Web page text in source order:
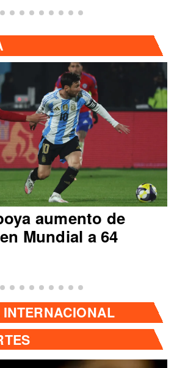
aumento de
Mundial a 64